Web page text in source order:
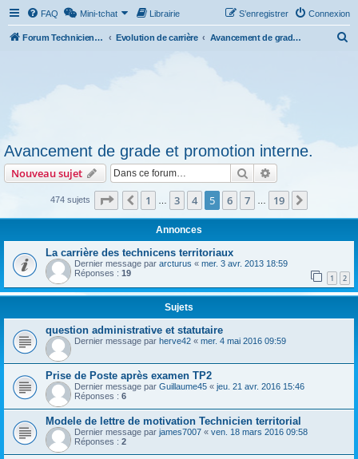
FAQ Mini-tchat Librairie Connexion
S’enregistrer
Forum Technicien-Territoral Evolution de carrière Avancement de grade et promotion interne.
Avancement de grade et promotion interne.
Nouveau sujet Rechercher
474 sujets Page sur 19
Précédente
1 3 4 5 6 7 19
Annonces
La carrière des technicens territoriaux
Dernier message par arcturus « mer. 3 avr. 2013 18:59
Réponses : 19 1 2
Sujets
question administrative et statutaire
Dernier message par herve42 « mer. 4 mai 2016 09:59
Prise de Poste après examen TP2
Dernier message par Guillaume45 « jeu. 21 avr. 2016 15:46
Réponses : 6
Modele de lettre de motivation Technicien territorial
Dernier message par james7007 « ven. 18 mars 2016 09:58
Réponses : 2